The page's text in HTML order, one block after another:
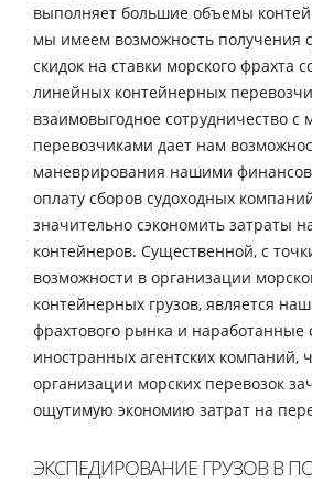
выполняет большие объемы
мы имеем возможность получения
скидок на ставки морского фрахта
линейных контейнерных
взаимовыгодное сотрудничество с
перевозчиками дает нам
маневрирования нашими
оплату сборов судоходных
значительно сэкономить затраты
контейнеров. Существенной, с
возможности в организации
контейнерных грузов, является
фрахтового рынка и наработанные
иностранных агентских компаний,
организации морских перевозок
ощутимую экономию затрат на
ЭКСПЕДИРОВАНИЕ ГРУЗОВ В